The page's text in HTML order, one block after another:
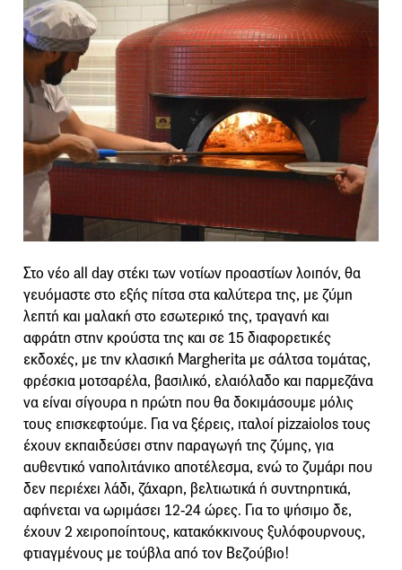
Στο νέο all day στέκι των νοτίων προαστίων λοιπόν, θα
γευόμαστε στο εξής πίτσα στα καλύτερα της, με ζύμη
λεπτή και μαλακή στο εσωτερικό της, τραγανή και
αφράτη στην κρούστα της και σε 15 διαφορετικές
εκδοχές, με την κλασική Margherita με σάλτσα τομάτας,
φρέσκια μοτσαρέλα, βασιλικό, ελαιόλαδο και παρμεζάνα
να είναι σίγουρα η πρώτη που θα δοκιμάσουμε μόλις
τους επισκεφτούμε. Για να ξέρεις, ιταλοί pizzaiolos τους
έχουν εκπαιδεύσει στην παραγωγή της ζύμης, για
αυθεντικό ναπολιτάνικο αποτέλεσμα, ενώ το ζυμάρι που
δεν περιέχει λάδι, ζάχαρη, βελτιωτικά ή συντηρητικά,
αφήνεται να ωριμάσει 12-24 ώρες. Για το ψήσιμο δε,
έχουν 2 χειροποίητους, κατακόκκινους ξυλόφουρνους,
φτιαγμένους με τούβλα από τον Βεζούβιο!